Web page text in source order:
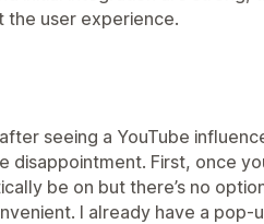
the user experience.
seeing a YouTube
disappointment. First, once
be on but there’s no
I already have a pop-